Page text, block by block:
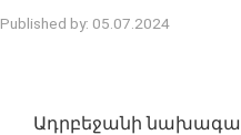
Published by: 05.07.2024
Ադրբեջանի